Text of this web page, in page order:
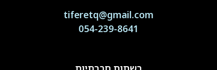
tiferetq@gmail.com
054-239-8641